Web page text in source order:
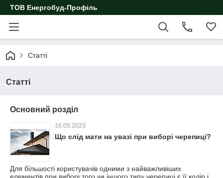
ТОВ Енергобуд-Профіль
Статті
Статті
Основний розділ
16.05.2023
Що слід мати на увазі при виборі черепиці?
Для більшості користувачів одними з найважливіших